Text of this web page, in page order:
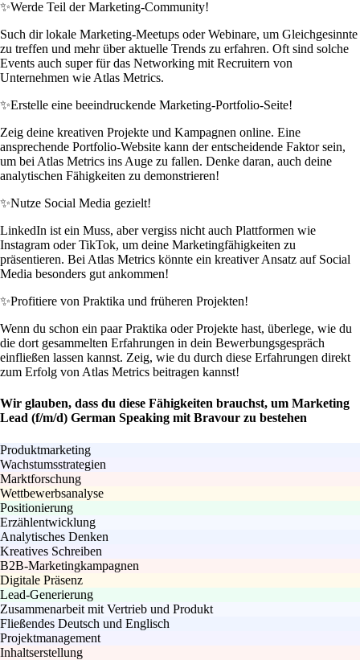
✨Werde Teil der Marketing-Community!
Such dir lokale Marketing-Meetups oder Webinare, um Gleichgesinnte
zu treffen und mehr über aktuelle Trends zu erfahren. Oft sind solche
Events auch super für das Networking mit Recruitern von
Unternehmen wie Atlas Metrics.
✨Erstelle eine beeindruckende Marketing-Portfolio-Seite!
Zeig deine kreativen Projekte und Kampagnen online. Eine
ansprechende Portfolio-Website kann der entscheidende Faktor sein,
um bei Atlas Metrics ins Auge zu fallen. Denke daran, auch deine
analytischen Fähigkeiten zu demonstrieren!
✨Nutze Social Media gezielt!
LinkedIn ist ein Muss, aber vergiss nicht auch Plattformen wie
Instagram oder TikTok, um deine Marketingfähigkeiten zu
präsentieren. Bei Atlas Metrics könnte ein kreativer Ansatz auf Social
Media besonders gut ankommen!
✨Profitiere von Praktika und früheren Projekten!
Wenn du schon ein paar Praktika oder Projekte hast, überlege, wie du
die dort gesammelten Erfahrungen in dein Bewerbungsgespräch
einfließen lassen kannst. Zeig, wie du durch diese Erfahrungen direkt
zum Erfolg von Atlas Metrics beitragen kannst!
Wir glauben, dass du diese Fähigkeiten brauchst, um Marketing
Lead (f/m/d) German Speaking mit Bravour zu bestehen
Produktmarketing
Wachstumsstrategien
Marktforschung
Wettbewerbsanalyse
Positionierung
Erzählentwicklung
Analytisches Denken
Kreatives Schreiben
B2B-Marketingkampagnen
Digitale Präsenz
Lead-Generierung
Zusammenarbeit mit Vertrieb und Produkt
Fließendes Deutsch und Englisch
Projektmanagement
Inhaltserstellung